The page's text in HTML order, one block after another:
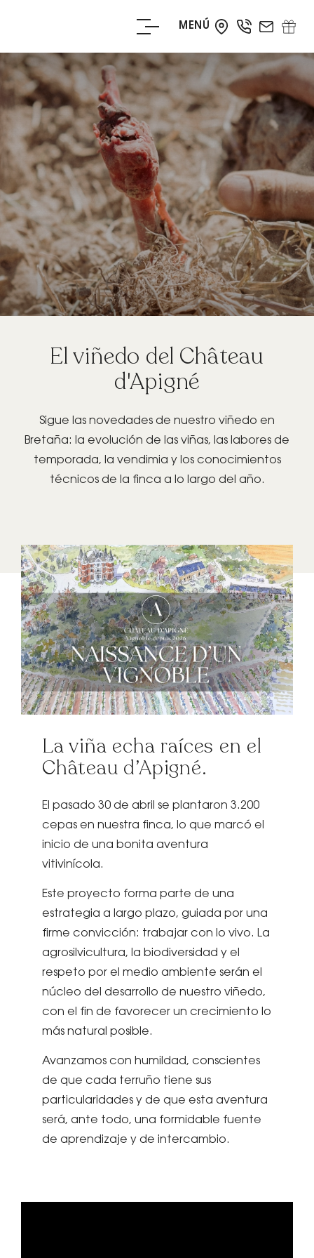
MENÚ
RESERVE AHORA
RESERVE SU
MESA
GIFT BOX
RESERVE SU
El viñedo del Château
d'Apigné
Sigue las novedades de nuestro viñedo en
Bretaña: la evolución de las viñas, las labores de
temporada, la vendimia y los conocimientos
técnicos de la finca a lo largo del año.
La viña echa raíces en el
Château d’Apigné.
El pasado 30 de abril se plantaron 3.200
cepas en nuestra finca, lo que marcó el
inicio de una bonita aventura
vitivinícola.
Este proyecto forma parte de una
estrategia a largo plazo, guiada por una
firme convicción: trabajar con lo vivo. La
agrosilvicultura, la biodiversidad y el
respeto por el medio ambiente serán el
núcleo del desarrollo de nuestro viñedo,
con el fin de favorecer un crecimiento lo
más natural posible.
Avanzamos con humildad, conscientes
de que cada terruño tiene sus
particularidades y de que esta aventura
será, ante todo, una formidable fuente
de aprendizaje y de intercambio.